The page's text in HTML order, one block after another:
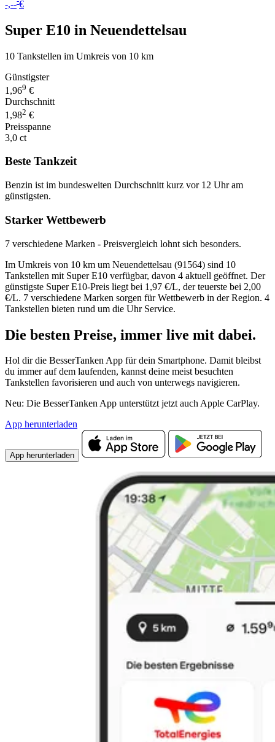
-,-- €
Super E10 in Neuendettelsau
10 Tankstellen im Umkreis von 10 km
Günstigster
1,969 €
Durchschnitt
1,982 €
Preisspanne
3,0 ct
Beste Tankzeit
Benzin ist im bundesweiten Durchschnitt kurz vor 12 Uhr am
günstigsten.
Starker Wettbewerb
7 verschiedene Marken - Preisvergleich lohnt sich besonders.
Im Umkreis von 10 km um Neuendettelsau (91564) sind 10
Tankstellen mit Super E10 verfügbar, davon 4 aktuell geöffnet. Der
günstigste Super E10-Preis liegt bei 1,97 €/L, der teuerste bei 2,00
€/L. 7 verschiedene Marken sorgen für Wettbewerb in der Region. 4
Tankstellen bieten rund um die Uhr Service.
Die besten Preise, immer live mit dabei.
Hol dir die BesserTanken App für dein Smartphone. Damit bleibst
du immer auf dem laufenden, kannst deine meist besuchten
Tankstellen favorisieren und auch von unterwegs navigieren.
Neu: Die BesserTanken App unterstützt jetzt auch Apple CarPlay.
App herunterladen
App herunterladen